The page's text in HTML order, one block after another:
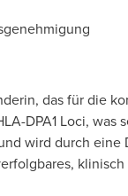
das für die
DPA1 Loci, was
wird durch eine
klinisch